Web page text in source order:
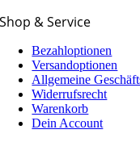
Shop & Service
Bezahloptionen
Versandoptionen
Allgemeine
Widerrufsrecht
Warenkorb
Dein Account